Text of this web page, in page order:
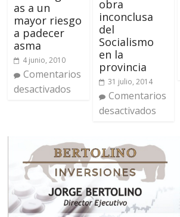
as a un
mayor riesgo
a padecer
asma
4 junio, 2010
Comentarios
desactivados
obra
inconclusa
del
Socialismo
en la
provincia
31 julio, 2014
Comentarios
desactivados